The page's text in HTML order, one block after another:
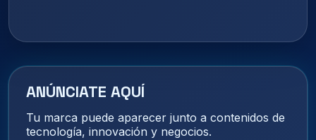
ANÚNCIATE AQUÍ
Tu marca puede aparecer junto a contenidos de
tecnología, innovación y negocios.